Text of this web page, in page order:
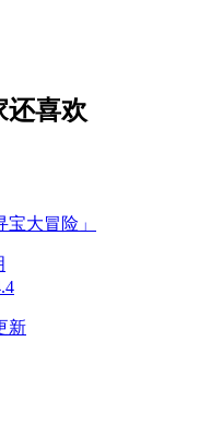
还喜欢
大冒险」
新